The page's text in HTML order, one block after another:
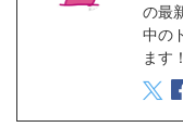
の最
中の
ます！